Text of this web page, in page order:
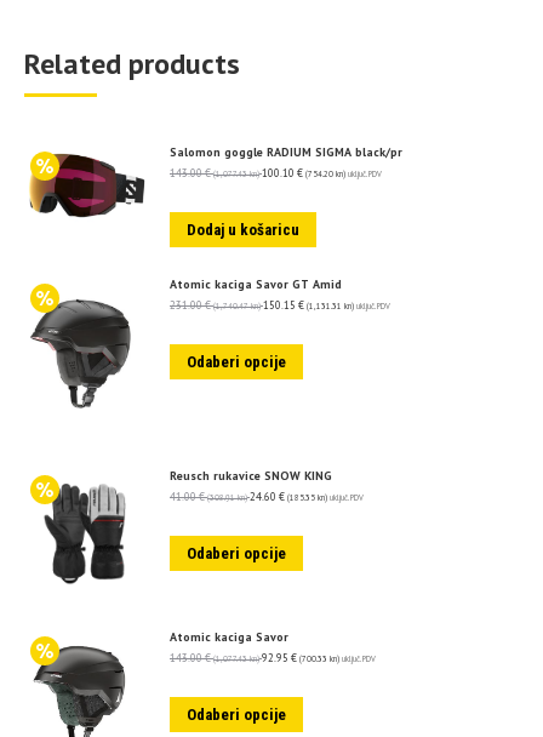
Related products
Salomon goggle RADIUM SIGMA black/pr
143.00€ (1,077.43 kn) 100.10 € (754.20 kn) uključ. PDV
Dodaj u košaricu
Atomic kaciga Savor GT Amid
231.00€ (1,740.47 kn) 150.15 € (1,131.31 kn) uključ. PDV
Odaberi opcije
Reusch rukavice SNOW KING
41.00€ (308.91 kn) 24.60 € (185.35 kn) uključ. PDV
Odaberi opcije
Atomic kaciga Savor
143.00€ (1,077.43 kn) 92.95 € (700.33 kn) uključ. PDV
Odaberi opcije